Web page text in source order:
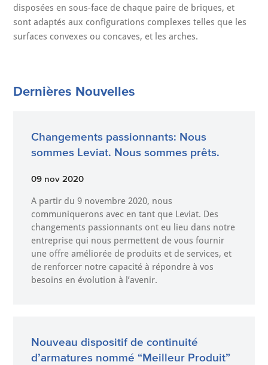
disposées en sous-face de chaque paire de briques, et
sont adaptés aux configurations complexes telles que les
surfaces convexes ou concaves, et les arches.
Dernières Nouvelles
Changements passionnants: Nous
sommes Leviat. Nous sommes prêts.
09 nov 2020
A partir du 9 novembre 2020, nous
communiquerons avec en tant que Leviat. Des
changements passionnants ont eu lieu dans notre
entreprise qui nous permettent de vous fournir
une offre améliorée de produits et de services, et
de renforcer notre capacité à répondre à vos
besoins en évolution à l’avenir.
Nouveau dispositif de continuité
d’armatures nommé “Meilleur Produit”